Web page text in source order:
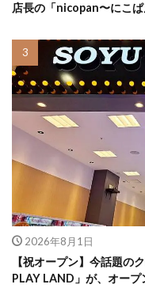
店長の「nicopan〜にこ
2026年8月1日
【祝オープン】今話題の
PLAY LAND」が、オー